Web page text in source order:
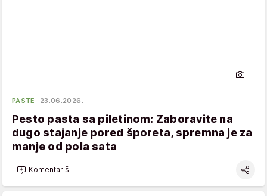
PASTE 23.06.2026.
Pesto pasta sa piletinom: Zaboravite na
dugo stajanje pored šporeta, spremna je za
manje od pola sata
Komentariši